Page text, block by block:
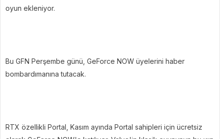
oyun ekleniyor.
Bu GFN Perşembe günü, GeForce NOW üyelerini haber
bombardımanına tutacak.
RTX özellikli Portal, Kasım ayında Portal sahipleri için ücretsiz